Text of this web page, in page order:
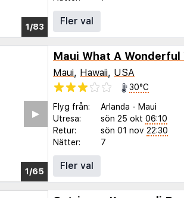
1/79
Fler val
1/61
▶︎
Maui, Hawaii, USA
30°C
Flyg från: Arlanda - Maui
Utresa:
sön 25 okt 06:10
Retur:
sön 01 nov 22:30
Nätter:
7
Fler val